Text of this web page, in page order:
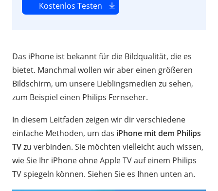
Kostenlos Testen
Das iPhone ist bekannt für die Bildqualität, die es
bietet. Manchmal wollen wir aber einen größeren
Bildschirm, um unsere Lieblingsmedien zu sehen,
zum Beispiel einen Philips Fernseher.
In diesem Leitfaden zeigen wir dir verschiedene
einfache Methoden, um das iPhone mit dem Philips
TVzu verbinden. Sie möchten vielleicht auch wissen,
wie Sie Ihr iPhone ohne Apple TV auf einem Philips
TV spiegeln können. Siehen Sie es Ihnen unten an.